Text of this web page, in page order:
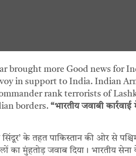
brought more Good news for
in support to India. Indian
rank terrorists of
borders. “भारतीय जवाबी
के तहत पाकिस्तान की ओर से
का मुंहतोड़ जवाब दिया। भारतीय